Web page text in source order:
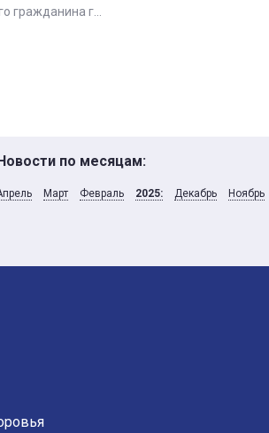
гражданина г...
по месяцам:
Март Февраль 2025: Декабрь Ноябрь